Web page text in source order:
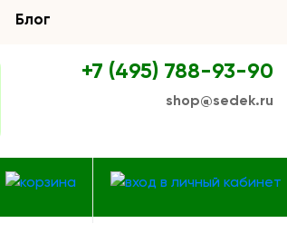
Блог
+7 (495) 788-93-90
shop@sedek.ru